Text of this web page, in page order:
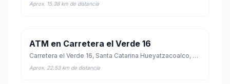
Aprox. 15.38 km de distancia
ATM en Carretera el Verde 16
Carretera el Verde 16, Santa Catarina Hueyatzacoalco, San Martín Texmelucan, Puebla
Aprox. 22.53 km de distancia